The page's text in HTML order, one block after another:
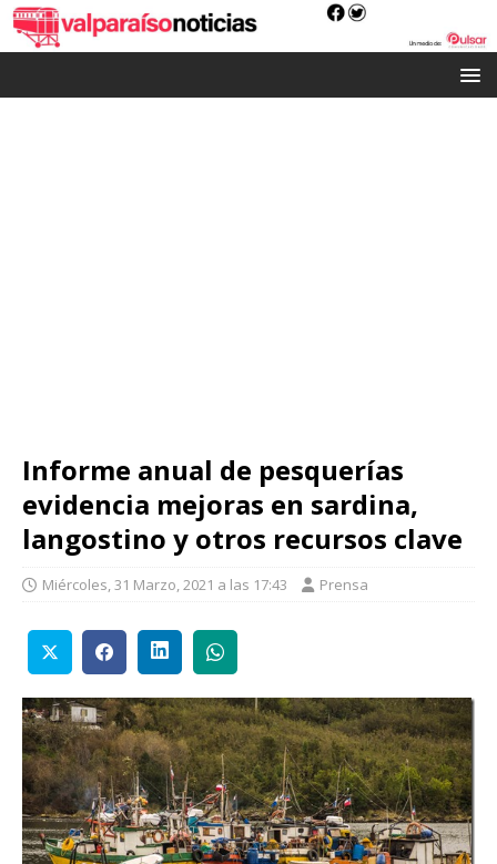
Informe anual de pesquerías
evidencia mejoras en sardina,
langostino y otros recursos clave
Miércoles, 31 Marzo, 2021 a las 17:43 Prensa